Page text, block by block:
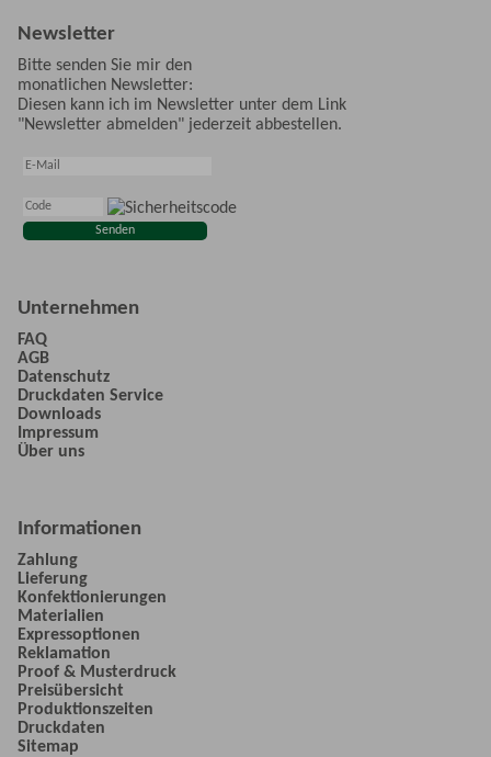
Newsletter
Bitte senden Sie mir den
monatlichen Newsletter:
Diesen kann ich im Newsletter unter dem Link
"Newsletter abmelden" jederzeit abbestellen.
Unternehmen
FAQ
AGB
Datenschutz
Druckdaten Service
Downloads
Impressum
Über uns
Informationen
Zahlung
Lieferung
Konfektionierungen
Materialien
Expressoptionen
Reklamation
Proof & Musterdruck
Preisübersicht
Produktionszeiten
Druckdaten
Sitemap